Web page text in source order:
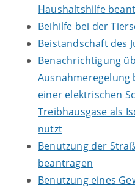
Haushaltshilfe
Beihilfe bei der
Beistandschaft des
Benachrichtigung
einer elektrischen
Treibhausgase als
nutzt
Benutzung der
beantragen
Benutzung eines